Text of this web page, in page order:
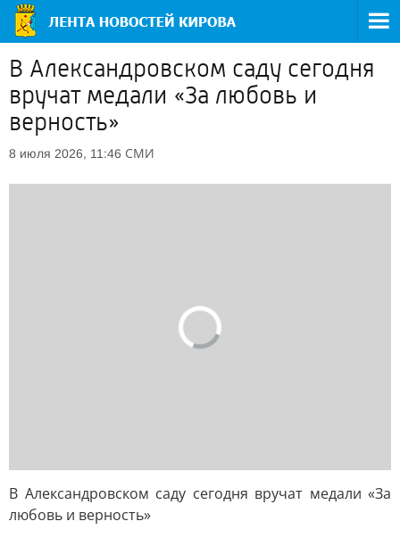
В Александровском саду сегодня
вручат медали «За любовь и
верность»
8 июля 2026, 11:46 СМИ
В Александровском саду сегодня вручат медали «За
любовь и верность»